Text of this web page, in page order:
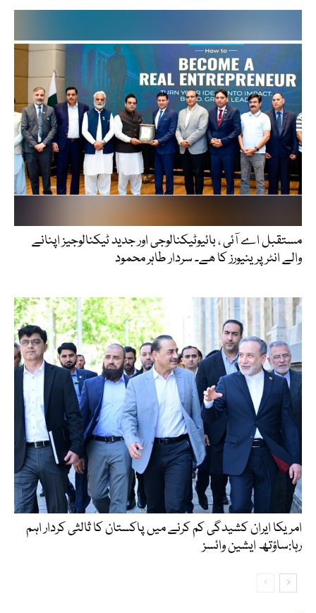
مستقبل اے آئی ، بائیوٹیکنالوجی اور جدید ٹیکنالوجیز اپنانے
والے انٹرپرینیورز کا ھے۔ سردار طاہر محمود
امریکا ایران کشیدگی کم کرنے میں پاکستان کا ثالثی کردار اہم
رہا:ساؤتھ ایشین وائسز